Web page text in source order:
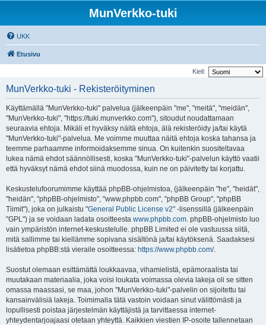
MunVerkko-tuki
UKK
Etusivu
Kieli:
MunVerkko-tuki - Rekisteröityminen
Käyttämällä "MunVerkko-tuki" palvelua (jälkeenpäin "me", "meitä", "meidän",
"MunVerkko-tuki", "https://tuki.munverkko.com"), sitoudut noudattamaan
seuraavia ehtoja. Mikäli et hyväksy näitä ehtoja, älä rekisteröidy ja/tai käytä
"MunVerkko-tuki"-palvelua. Me voimme muuttaa näitä ehtoja koska tahansa ja
teemme parhaamme informoidaksemme sinua. On kuitenkin suositeltavaa
lukea nämä ehdot säännöllisesti, koska "MunVerkko-tuki"-palvelun käyttö vaatii
että hyväksyt nämä ehdot siinä muodossa, kuin ne on päivitetty tai korjattu.
Keskustelufoorumimme käyttää phpBB-ohjelmistoa, (jälkeenpäin "he", "heidät",
"heidän", "phpBB-ohjelmisto", "www.phpbb.com", "phpBB Group", "phpBB
Tiimit"), joka on julkaistu "General Public License v2" -lisenssillä (jälkeenpäin
"GPL") ja se voidaan ladata osoitteesta www.phpbb.com. phpBB-ohjelmisto luo
vain ympäristön internet-keskustelulle. phpBB Limited ei ole vastuussa siitä,
mitä sallimme tai kiellämme sopivana sisältönä ja/tai käytöksenä. Saadaksesi
lisätietoa phpBB:stä vieraile osoitteessa: https://www.phpbb.com/.
Suostut olemaan esittämättä loukkaavaa, vihamielistä, epämoraalista tai
muutakaan materiaalia, joka voisi loukata voimassa olevia lakeja oli se sitten
omassa maassasi, se maa, johon "MunVerkko-tuki"-palvelin on sijoitettu tai
kansainvälisiä lakeja. Toimimalla tätä vastoin voidaan sinut välittömästi ja
lopullisesti poistaa järjestelmän käyttäjistä ja tarvittaessa internet-
yhteydentarjoajaasi otetaan yhteyttä. Kaikkien viestien IP-osoite tallennetaan